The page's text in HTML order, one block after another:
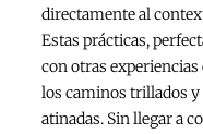
directamente al
Estas prácticas,
con otras
los caminos trillados y
atinadas. Sin llegar a